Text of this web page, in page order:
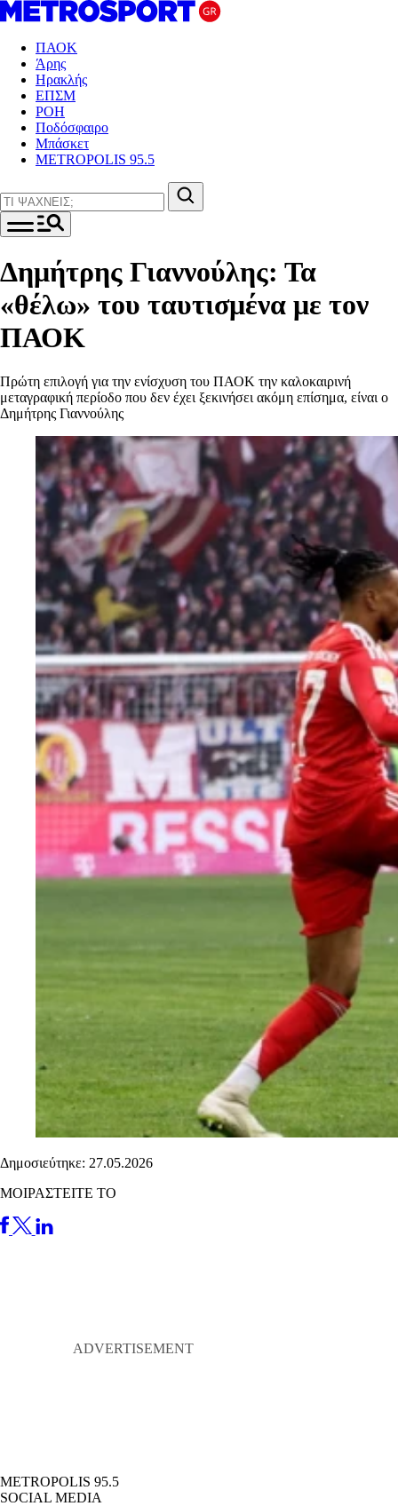
ΠΑΟΚ
Άρης
Ηρακλής
ΕΠΣΜ
ΡΟΗ
Ποδόσφαιρο
Μπάσκετ
METROPOLIS 95.5
Δημήτρης Γιαννούλης: Τα
«θέλω» του ταυτισμένα με τον
ΠΑΟΚ
Πρώτη επιλογή για την ενίσχυση του ΠΑΟΚ την καλοκαιρινή
μεταγραφική περίοδο που δεν έχει ξεκινήσει ακόμη επίσημα, είναι ο
Δημήτρης Γιαννούλης
Δημοσιεύτηκε: 27.05.2026
ΜΟΙΡΑΣΤΕΙΤΕ ΤΟ
METROPOLIS 95.5
SOCIAL MEDIA